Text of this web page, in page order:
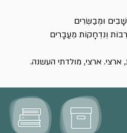
וּמְבַשְּׂרִים
וְנִדְחָקוֹת מֵעֲבָרִים
ארצי. ארצי, מולדתי העשנה.